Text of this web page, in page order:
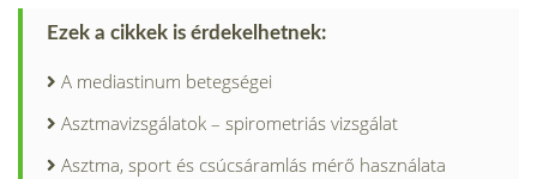
Ezek a cikkek is érdekelhetnek:
A mediastinum betegségei
Asztmavizsgálatok – spirometriás vizsgálat
Asztma, sport és csúcsáramlás mérő használata